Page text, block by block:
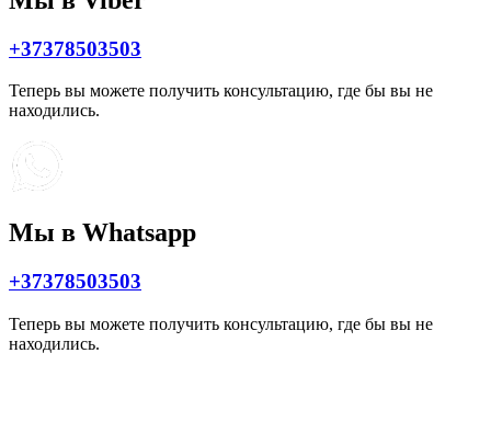
+37378503503
Теперь вы можете получить консультацию, где бы вы не
находились.
Мы в Whatsapp
+37378503503
Теперь вы можете получить консультацию, где бы вы не
находились.